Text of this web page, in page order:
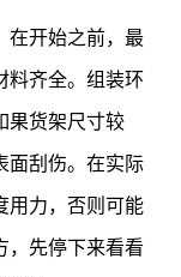
在开始之前，最
料齐全。组装环
果货架尺寸较
面刮伤。在实际
用力，否则可能
，先停下来看看